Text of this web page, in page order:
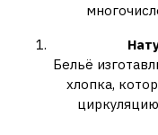
Бельё
хлопка,